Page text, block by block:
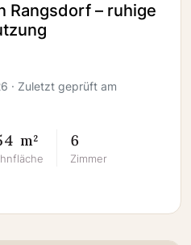
Rangsdorf – ruhige
· Zuletzt geprüft am
m² 6
Zimmer